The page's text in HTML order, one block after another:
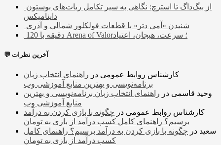
از بیگ‌داگ تا استرچ: نگاهی به سیر تکامل ربات‌های بوستون
داینامیکس
شنیدن «آمی دتر» با قطعات فولکلور شمالی و آذری
120 دقیقه با Arena of Valor؛ سرعت، هیجان، اعتیاد
💬 آخرین نظرات
کارشناس روابط عمومی در راهنمای انتخاب زبان
برنامه‌نویسی و بهترین منابع آموزشی وب
وحید قاسمی در راهنمای انتخاب زبان برنامه‌نویسی و بهترین
منابع آموزشی وب
کارشناس روابط عمومی در چگونه با بازی کردن به درآمد
برسیم؟ راهنمای کامل کسب درآمد از بازی به تومان
سعید در چگونه با بازی کردن به درآمد برسیم؟ راهنمای کامل
کسب درآمد از بازی به تومان